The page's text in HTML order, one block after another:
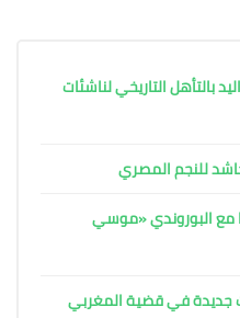
بالتأهل التاريخي لناشئات
للنجم المصري
مع البوروندي «موسي
في قضية المغربي